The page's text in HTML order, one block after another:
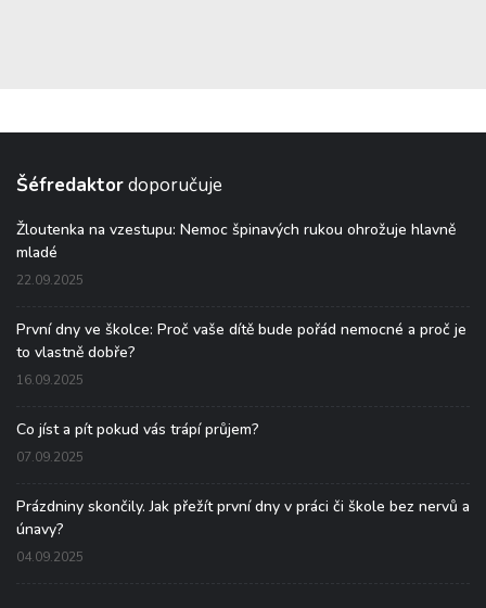
Šéfredaktordoporučuje
Žloutenka na vzestupu: Nemoc špinavých rukou ohrožuje hlavně
mladé
22.09.2025
První dny ve školce: Proč vaše dítě bude pořád nemocné a proč je
to vlastně dobře?
16.09.2025
Co jíst a pít pokud vás trápí průjem?
07.09.2025
Prázdniny skončily. Jak přežít první dny v práci či škole bez nervů a
únavy?
04.09.2025